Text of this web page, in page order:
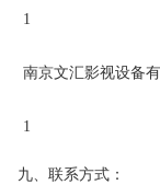
1
南京文汇影视设备
1
九、联系方式：